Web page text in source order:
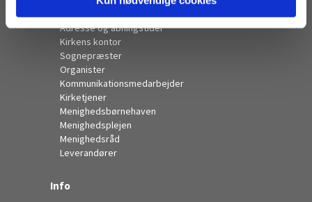
Adresse og åbningstider
Kirkens kontor
Sognepræster
Organister
Kommunikationsmedarbejder
Kirketjener
Menighedsbørnehaven
Menighedsplejen
Menighedsråd
Leverandører
Info